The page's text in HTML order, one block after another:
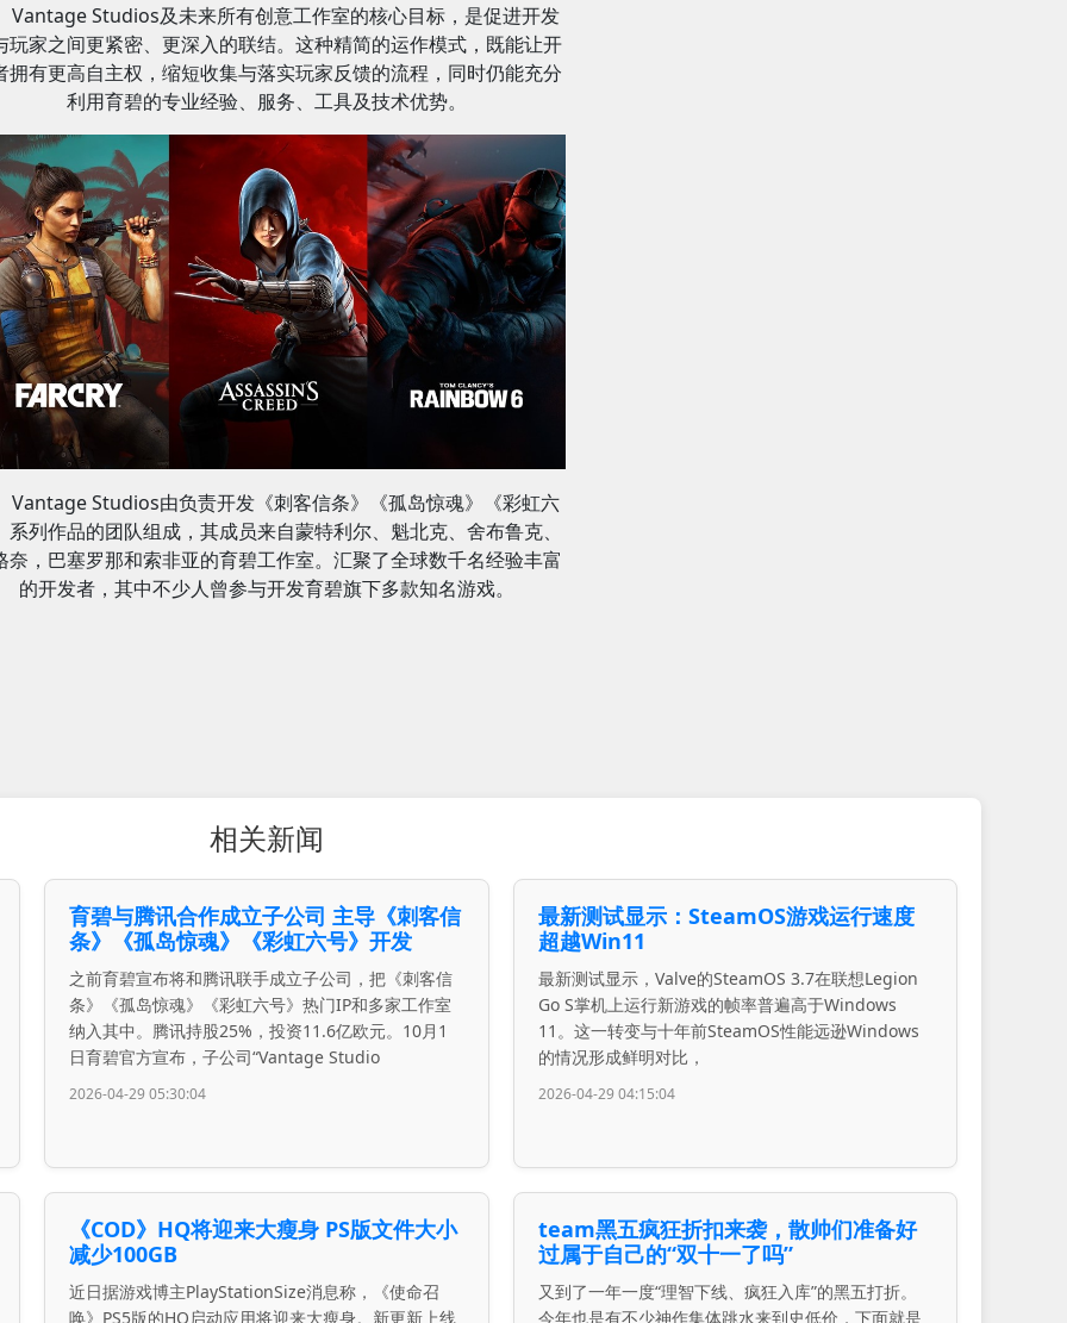
Vantage Studios及未来所有创意工作室的核心目标，是促进开发
玩家之间更紧密、更深入的联结。这种精简的运作模式，既能让开
拥有更高自主权，缩短收集与落实玩家反馈的流程，同时仍能充分
利用育碧的专业经验、服务、工具及技术优势。
Vantage Studios由负责开发《刺客信条》《孤岛惊魂》《彩虹六
系列作品的团队组成，其成员来自蒙特利尔、魁北克、舍布鲁克、
奈，巴塞罗那和索非亚的育碧工作室。汇聚了全球数千名经验丰富
的开发者，其中不少人曾参与开发育碧旗下多款知名游戏。
相关新闻
育碧与腾讯合作成立子公司 主导《刺客信
条》《孤岛惊魂》《彩虹六号》开发
之前育碧宣布将和腾讯联手成立子公司，把《刺客信
条》《孤岛惊魂》《彩虹六号》热门IP和多家工作室
纳入其中。腾讯持股25%，投资11.6亿欧元。10月1
日育碧官方宣布，子公司“Vantage Studio
2026-04-29 05:30:04
最新测试显示：SteamOS游戏运行速度
超越Win11
最新测试显示，Valve的SteamOS 3.7在联想Legion
Go S掌机上运行新游戏的帧率普遍高于Windows
11。这一转变与十年前SteamOS性能远逊Windows
的情况形成鲜明对比，
2026-04-29 04:15:04
《COD》HQ将迎来大瘦身 PS版文件大小
减少100GB
近日据游戏博主PlayStationSize消息称，《使命召
唤》PS5版的HQ启动应用将迎来大瘦身。新更新上线
team黑五疯狂折扣来袭，散帅们准备好
过属于自己的“双十一了吗”
又到了一年一度“理智下线、疯狂入库”的黑五打折。
今年也是有不少神作集体跳水来到史低价，下面就是